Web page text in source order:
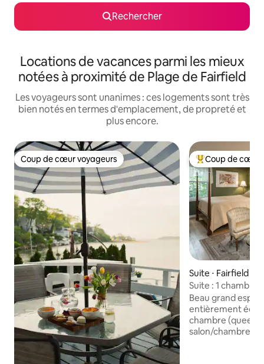
Rechercher
Locations de vacances parmi les mieux
notées à proximité de Plage de Fairfield
Les voyageurs sont unanimes : ces logements sont très
bien notés en termes d'emplacement, de propreté et
plus encore.
Coup de cœur voyageurs
Coup de cœur voyageurs Coups de cœur
Coup de cœur
Suite ⋅ Fairfield
Suite : 1 chambre
supplémentaire ;
Beau grand
entièrement
chambre (queen
salon/chambre